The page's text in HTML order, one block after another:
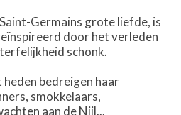
Germains grote liefde, is
door het verleden
schonk.
bedreigen haar
smokkelaars,
aan de Nijl...